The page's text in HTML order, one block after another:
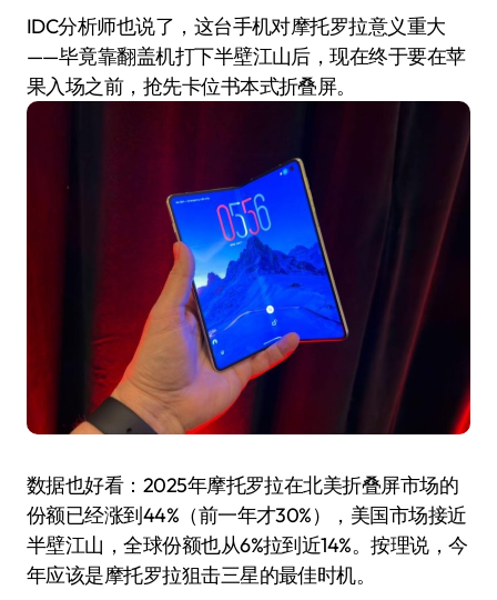
IDC分析师也说了，这台手机对摩托罗拉意义重大
——毕竟靠翻盖机打下半壁江山后，现在终于要在苹
果入场之前，抢先卡位书本式折叠屏。
数据也好看：2025年摩托罗拉在北美折叠屏市场的
份额已经涨到44%（前一年才30%），美国市场接近
半壁江山，全球份额也从6%拉到近14%。按理说，今
年应该是摩托罗拉狙击三星的最佳时机。